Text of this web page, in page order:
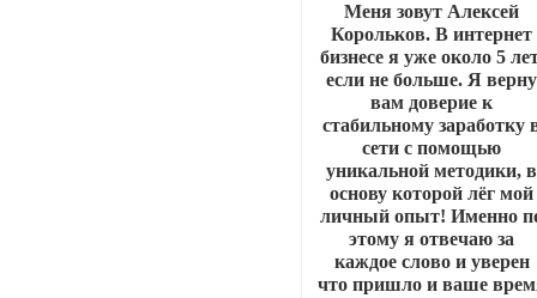
Меня зовут Алексей
Корольков. В интернет
бизнесе я уже около 5
если не больше. Я верну
вам доверие к
стабильному заработку
сети с помощью
уникальной методики, в
основу которой лёг мой
личный опыт! Именно
этому я отвечаю за
каждое слово и уверен
что пришло и ваше